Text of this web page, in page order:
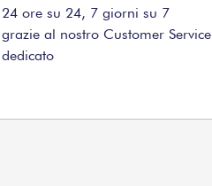
24 ore su 24, 7 giorni su 7
grazie al nostro Customer Service
dedicato